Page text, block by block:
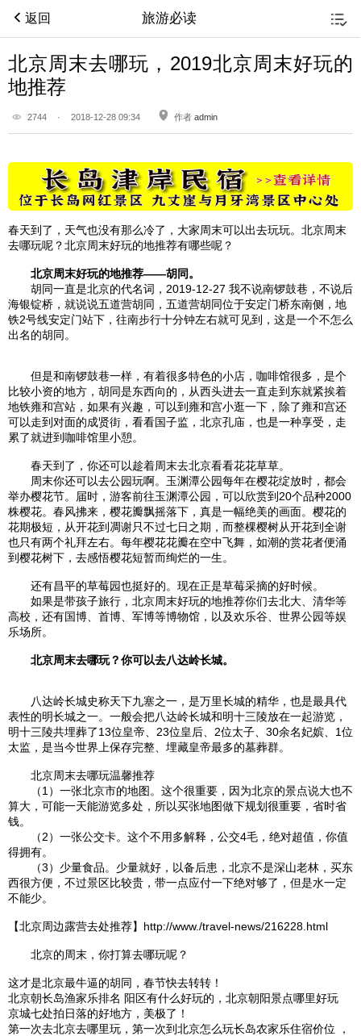
返回 旅游必读
北京周末去哪玩，2019北京周末好玩的
地推荐
2744 · 2018-12-28 09:34 作者 admin
春天到了，天气也没有那么冷了，大家周末可以出去玩玩。 北京周末
去哪玩呢？北京周末好玩的地推荐有哪些呢？
北京周末好玩的地推荐——胡同。
胡同一直是北京的代名词，2019-12-27 我不说南锣鼓巷 ，不说后
海银锭桥，就说说五道营胡同， 五道营胡同位于安定门桥东南侧，地
铁2号线安定门站下，往南步行十分钟左右就可见到，这是一个不怎么
出名的胡同。
但是和南锣鼓巷一样，有着很多特色的小店，咖啡馆很多，是个
比较小资的地方，胡同是东西向的，从西头进去一直走到东就紧挨着
地铁雍和宫站，如果有兴趣，可以到雍和宫小逛一下，除了雍和宫还
可以走到对面的成贤街，看看国子监， 北京孔庙，也是一种享受，走
累了就进到咖啡馆里小憩。
春天到了，你还可以趁着周末去北京看看花花草草。
周末你还可以去公园玩啊。玉渊潭公园每年在樱花绽放时，都会
举办樱花节。届时，游客前往玉渊潭公园，可以欣赏到20个品种2000
株樱花。春风拂来，樱花瓣飘摇落下，真是一幅绝美的画面。樱花的
花期极短，从开花到凋谢只不过七日之期，而整棵樱树从开花到全谢
也只有两个礼拜左右。每年樱花花瓣在空中飞舞，如潮的赏花者便涌
到樱花树下，去感悟樱花短暂而绚烂的一生。
还有昌平的草莓园也挺好的。现在正是草莓采摘的好时候。
如果是带孩子旅行， 北京周末好玩的地推荐你们去北大、清华等
高校，还有国博、首博、军博等博物馆，以及欢乐谷、 世界公园等娱
乐场所。
北京周末去哪玩？你可以去八达岭长城。
八达岭长城史称天下九塞之一，是万里长城的精华，也是最具代
表性的明长城之一。一般会把八达岭长城和明十三陵放在一起游览，
明十三陵共埋葬了13位皇帝、23位皇后、2位太子、30余名妃嫔、1位
太监，是当今世界上保存完整、埋藏皇帝最多的墓葬群。
北京周末去哪玩温馨推荐
（1）一张北京市的地图。这个很重要，因为北京的景点说大也不
算大，可能一天能游览多处，所以买张地图做下规划很重要，省时省
钱。
（2）一张公交卡。这个不用多解释，公交4毛，绝对超值，你值
得拥有。
（3）少量食品。少量就好，以备后患， 北京不是深山老林，买东
西很方便，不过景区比较贵，带一点应付一下绝对够了，但是水一定
不能少。
【北京周边露营去处推荐】http://www./travel-news/216228.html
北京的周末，你打算去哪玩呢？
这才是北京最牛逼的胡同，春节快去转转！
北京朝长岛渔家乐排名 阳区有什么好玩的，北京朝阳景点哪里好玩
京城七处拍日落的好地方，美极了！
第一次去北京去哪里玩，第一次到北京怎么玩长岛农家乐住宿价位 ，